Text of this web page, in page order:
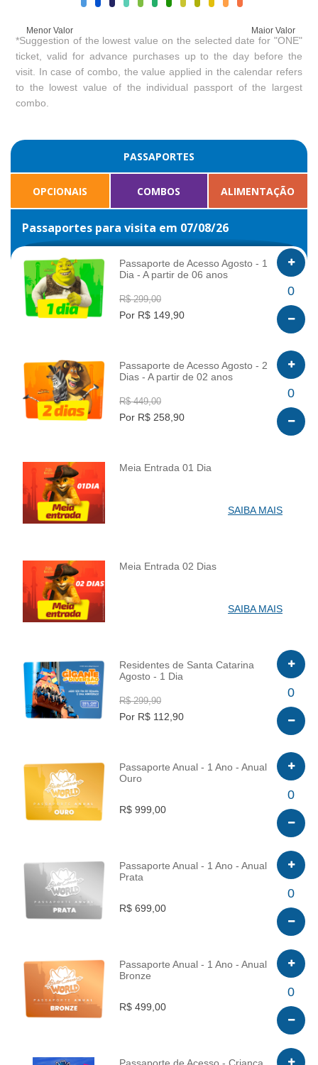
Menor Valor Maior Valor
*Suggestion of the lowest value on the selected date for "ONE"
ticket, valid for advance purchases up to the day before the
visit. In case of combo, the value applied in the calendar refers
to the lowest value of the individual passport of the largest
combo.
PASSAPORTES
OPCIONAIS COMBOS ALIMENTAÇÃO
Passaportes para visita em 07/08/26
INFO
Passaporte de Acesso Agosto - 1
Dia - A partir de 06 anos
R$ 299,00
Por R$ 149,90
0
INFO
Passaporte de Acesso Agosto - 2
Dias - A partir de 02 anos
R$ 449,00
Por R$ 258,90
0
INFO
Meia Entrada 01 Dia
SAIBA MAIS
INFO
Meia Entrada 02 Dias
SAIBA MAIS
INFO
Residentes de Santa Catarina
Agosto - 1 Dia
R$ 299,90
Por R$ 112,90
0
INFO
Passaporte Anual - 1 Ano - Anual
Ouro
R$ 999,00
0
INFO
Passaporte Anual - 1 Ano - Anual
Prata
R$ 699,00
0
INFO
Passaporte Anual - 1 Ano - Anual
Bronze
R$ 499,00
0